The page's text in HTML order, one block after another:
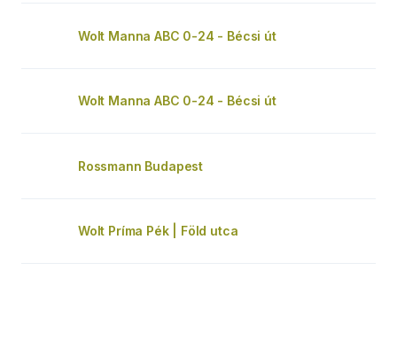
Wolt Manna ABC 0-24 - Bécsi út
Wolt Manna ABC 0-24 - Bécsi út
Rossmann Budapest
Wolt Príma Pék | Föld utca